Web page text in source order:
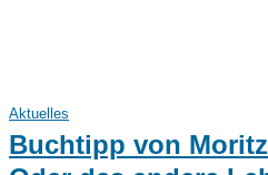
Aktuelles
Buchtipp von